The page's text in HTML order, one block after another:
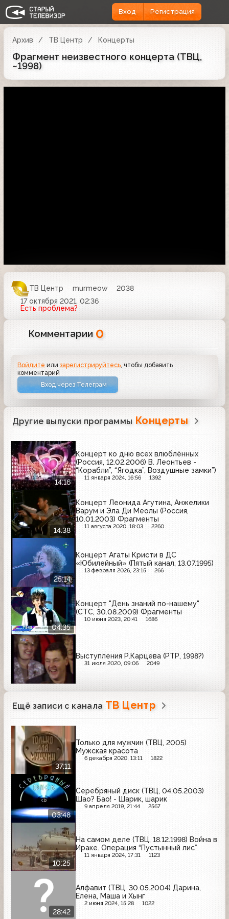
Вход Регистрация
Архив ТВ Центр Концерты
Фрагмент неизвестного концерта (ТВЦ,
~1998)
ТВ Центр murmeow
2038
17 октября 2021, 02:36
Есть проблема?
Комментарии 0
Войдите илизарегистрируйтесь , чтобы добавить
комментарий
Вход через Телеграм
Другие выпуски программы Концерты
14:16
Концерт ко дню всех влюблённых
(Россия, 12.02.2006) В. Леонтьев -
“Корабли”, “Ягодка”, Воздушные замки”)
11 января 2024, 16:56 1392
14:38
Концерт Леонида Агутина, Анжелики
Варум и Эла Ди Меолы (Россия,
10.01.2003) Фрагменты
11 августа 2020, 18:03 2260
25:14
Концерт Агаты Кристи в ДС
«Юбилейный» (Пятый канал, 13.07.1995)
13 февраля 2026, 23:15 266
04:35
Концерт "День знаний по-нашему"
(СТС, 30.08.2009) Фрагменты
10 июня 2023, 20:41 1686
Выступления Р.Карцева (РТР, 1998?)
31 июля 2020, 09:06 2049
Ещё записи с канала ТВ Центр
37:11
Только для мужчин (ТВЦ, 2005)
Мужская красота
6 декабря 2020, 13:11 1822
03:48
Серебряный диск (ТВЦ, 04.05.2003)
Шао? Бао! - Шарик, шарик
9 апреля 2019, 21:44 2567
10:25
На самом деле (ТВЦ, 18.12.1998) Война в
Ираке. Операция “Пустынный лис”
11 января 2024, 17:31 1123
28:42
Алфавит (ТВЦ, 30.05.2004) Дарина,
Елена, Маша и Хынг
2 июня 2024, 15:28 1022